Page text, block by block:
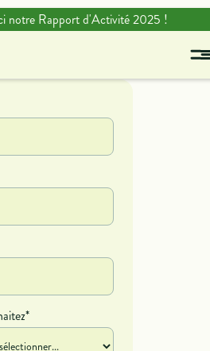
Rapport d'Activité 2025 !